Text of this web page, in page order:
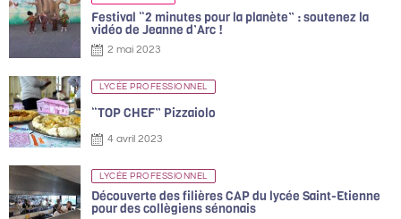
Festival “2 minutes pour la planète” : soutenez la
vidéo de Jeanne d’Arc !
2 mai 2023
LYCÉE PROFESSIONNEL
“TOP CHEF” Pizzaiolo
4 avril 2023
LYCÉE PROFESSIONNEL
Découverte des filières CAP du lycée Saint-Etienne
pour des collègiens sénonais